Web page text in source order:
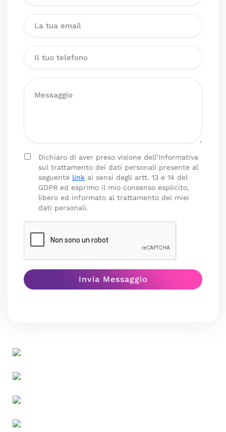
Dichiaro di aver preso visione dell’Informativa
sul trattamento dei dati personali presente al
seguente link ai sensi degli artt. 13 e 14 del
GDPR ed esprimo il mio consenso esplicito,
libero ed informato al trattamento dei miei
dati personali.